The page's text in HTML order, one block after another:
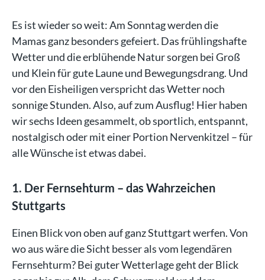
Es ist wieder so weit: Am Sonntag werden die
Mamas ganz besonders gefeiert. Das frühlingshafte
Wetter und die erblühende Natur sorgen bei Groß
und Klein für gute Laune und Bewegungsdrang. Und
vor den Eisheiligen verspricht das Wetter noch
sonnige Stunden. Also, auf zum Ausflug! Hier haben
wir sechs Ideen gesammelt, ob sportlich, entspannt,
nostalgisch oder mit einer Portion Nervenkitzel – für
alle Wünsche ist etwas dabei.
1. Der Fernsehturm – das Wahrzeichen
Stuttgarts
Einen Blick von oben auf ganz Stuttgart werfen. Von
wo aus wäre die Sicht besser als vom legendären
Fernsehturm? Bei guter Wetterlage geht der Blick